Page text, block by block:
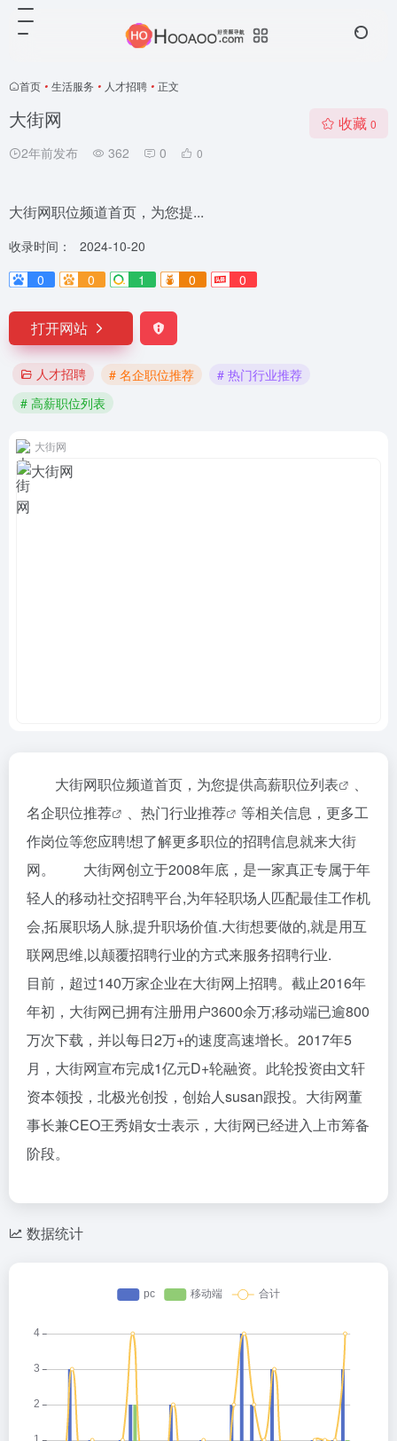
首页 • 生活服务 • 人才招聘 • 正文
大街网
2年前发布 362 0 0
收藏 0
大街网职位频道首页，为您提...
收录时间：
2024-10-20
0
0 1 0 0
打开网站
人才招聘 # 名企职位推荐
# 热门行业推荐
# 高薪职位列表
大街网
大街网职位频道首页，为您提供高薪职位列表
、
名企职位推荐
、 热门行业推荐
等相关信息，更多工
作岗位等您应聘!想了解更多职位的招聘信息就来大街
网。 大街网创立于2008年底，是一家真正专属于年
轻人的移动社交招聘平台,为年轻职场人匹配最佳工作机
会,拓展职场人脉,提升职场价值.大街想要做的,就是用互
联网思维,以颠覆招聘行业的方式来服务招聘行业.
目前，超过140万家企业在大街网上招聘。截止2016年
年初，大街网已拥有注册用户3600余万;移动端已逾800
万次下载，并以每日2万+的速度高速增长。2017年5
月，大街网宣布完成1亿元D+轮融资。此轮投资由文轩
资本领投，北极光创投，创始人susan跟投。大街网董
事长兼CEO王秀娟女士表示，大街网已经进入上市筹备
阶段。
数据统计